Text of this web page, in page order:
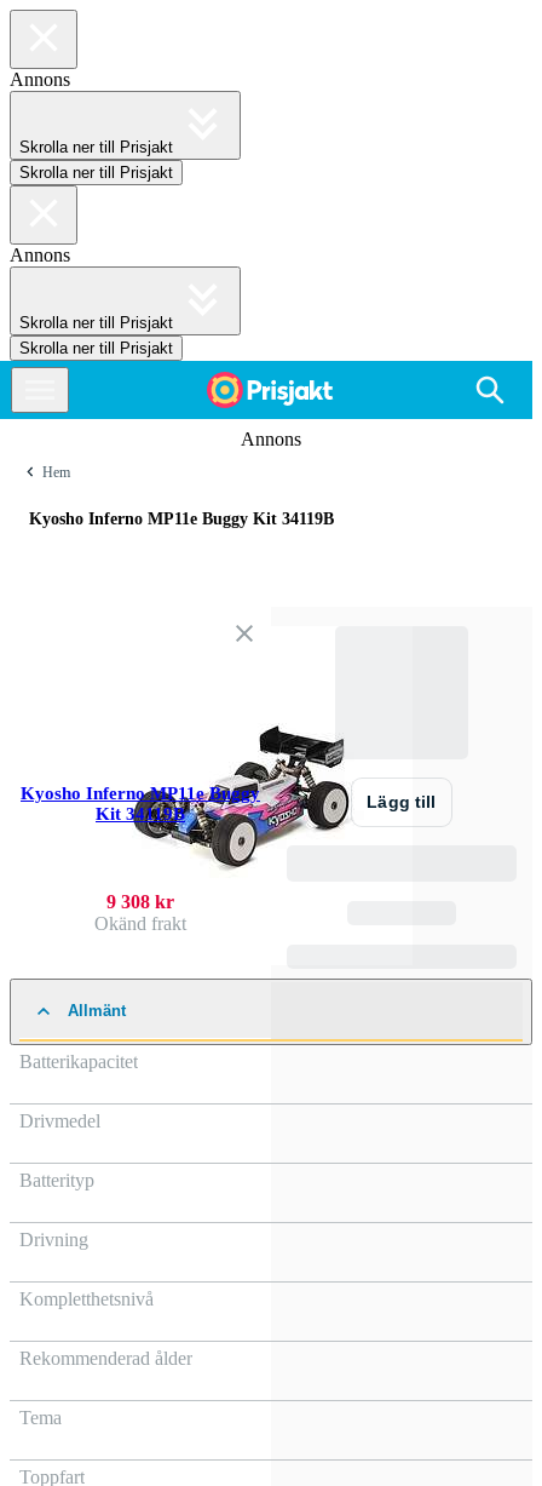
Annons
Skrolla ner till Prisjakt
Skrolla ner till Prisjakt
Annons
Skrolla ner till Prisjakt
Skrolla ner till Prisjakt
Annons
Hem
Kyosho Inferno MP11e Buggy Kit 34119B
Kyosho Inferno MP11e Buggy
Kit 34119B
9 308 kr
Okänd frakt
Lägg till
Allmänt
Batterikapacitet
Drivmedel
Batterityp
Drivning
Kompletthetsnivå
Rekommenderad ålder
Tema
Toppfart